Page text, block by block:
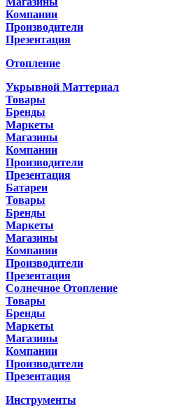
Компании
Производители
Презентация
Отопление
Укрывной Маттериал
Товары
Бренды
Маркеты
Магазины
Компании
Производители
Презентация
Батареи
Товары
Бренды
Маркеты
Магазины
Компании
Производители
Презентация
Солнечное Отопление
Товары
Бренды
Маркеты
Магазины
Компании
Производители
Презентация
Инструменты